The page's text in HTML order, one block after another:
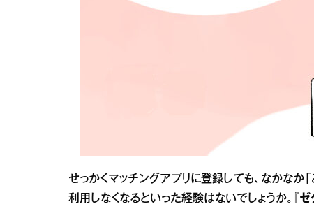
せっかくマッチングアプリに登録しても、なかなか
利用しなくなるといった経験はないでしょうか。
『